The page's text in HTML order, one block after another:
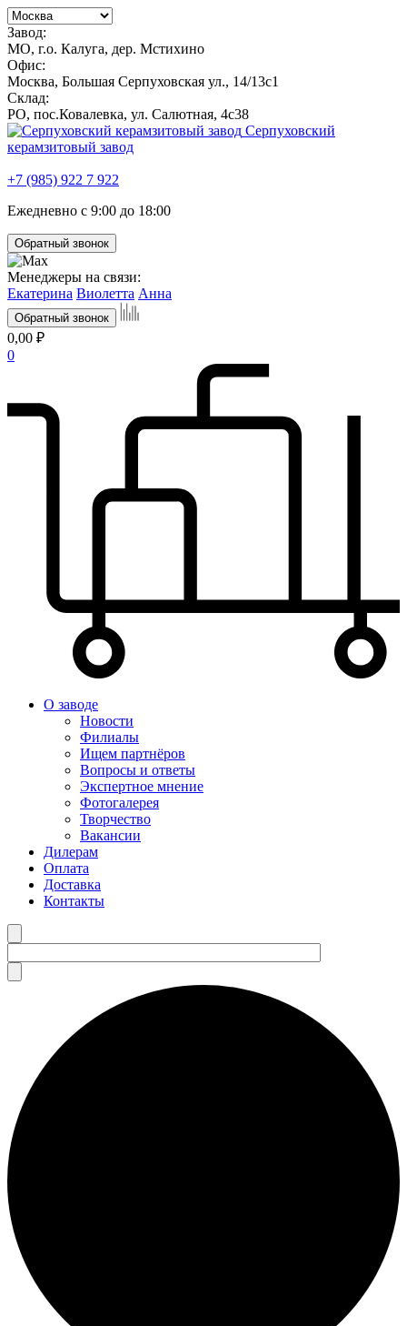
Завод:
МО, г.о. Калуга, дер. Мстихино
Офис:
Москва, Большая Серпуховская ул., 14/13с1
Склад:
РО, пос.Ковалевка, ул. Салютная, 4с38
Серпуховский
керамзитовый завод
+7 (985) 922 7 922
Ежедневно с 9:00 до 18:00
Обратный звонок
Менеджеры на связи:
Екатерина Виолетта Анна
Обратный звонок
0,00 ₽
0
О заводе
Новости
Филиалы
Ищем партнёров
Вопросы и ответы
Экспертное мнение
Фотогалерея
Творчество
Вакансии
Дилерам
Оплата
Доставка
Контакты